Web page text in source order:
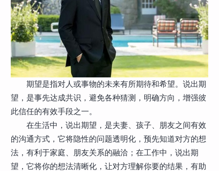
期望是指对人或事物的未来有所期待和希望。说出期
望，是事先达成共识，避免各种猜测，明确方向，增强彼
此信任的有效手段之一。
在生活中，说出期望，是夫妻、孩子、朋友之间有效
的沟通方式，它将隐性的问题透明化，预先知道对方的想
法，有利于家庭、朋友关系的融洽；在工作中，说出期
望，它将你的想法清晰化，让对方理解你要的结果，有助